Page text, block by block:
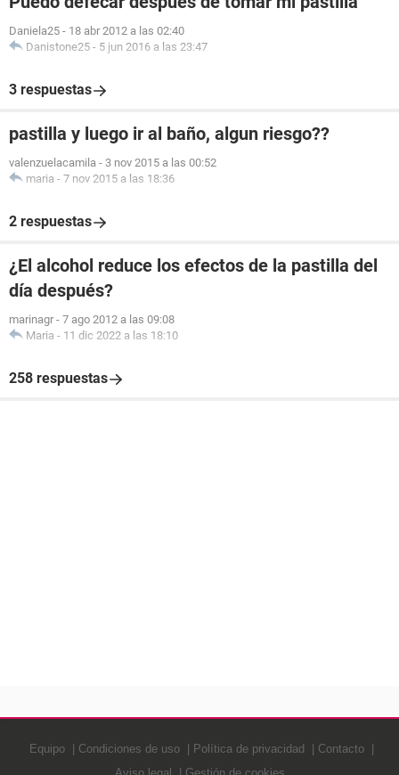
Daniela25 - 18 abr 2012 a las 02:40
Danistone25 - 5 jun 2016 a las 23:47
3 respuestas
pastilla y luego ir al baño, algun riesgo??
valenzuelacamila - 3 nov 2015 a las 00:52
maria - 7 nov 2015 a las 18:36
2 respuestas
¿El alcohol reduce los efectos de la pastilla del
día después?
marinagr - 7 ago 2012 a las 09:08
Maria - 11 dic 2022 a las 18:10
258 respuestas
Equipo Condiciones de uso Política de privacidad
Contacto